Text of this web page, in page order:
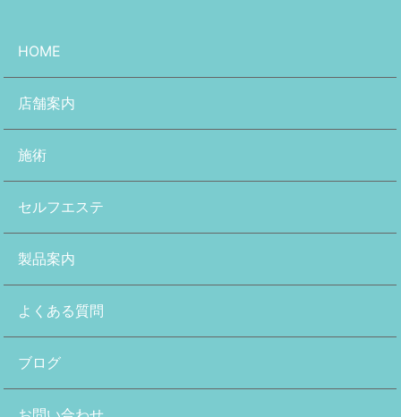
HOME
店舗案内
施術
セルフエステ
製品案内
よくある質問
ブログ